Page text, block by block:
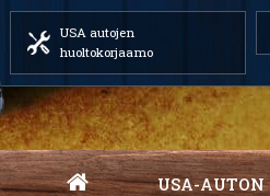
USA autojen
huoltokorjaamo
USA-AUTON